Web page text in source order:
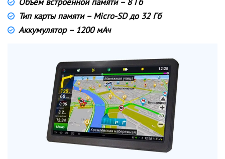
Тип карты памяти – Micro-SD до 32 Гб
Аккумулятор – 1200 мАч